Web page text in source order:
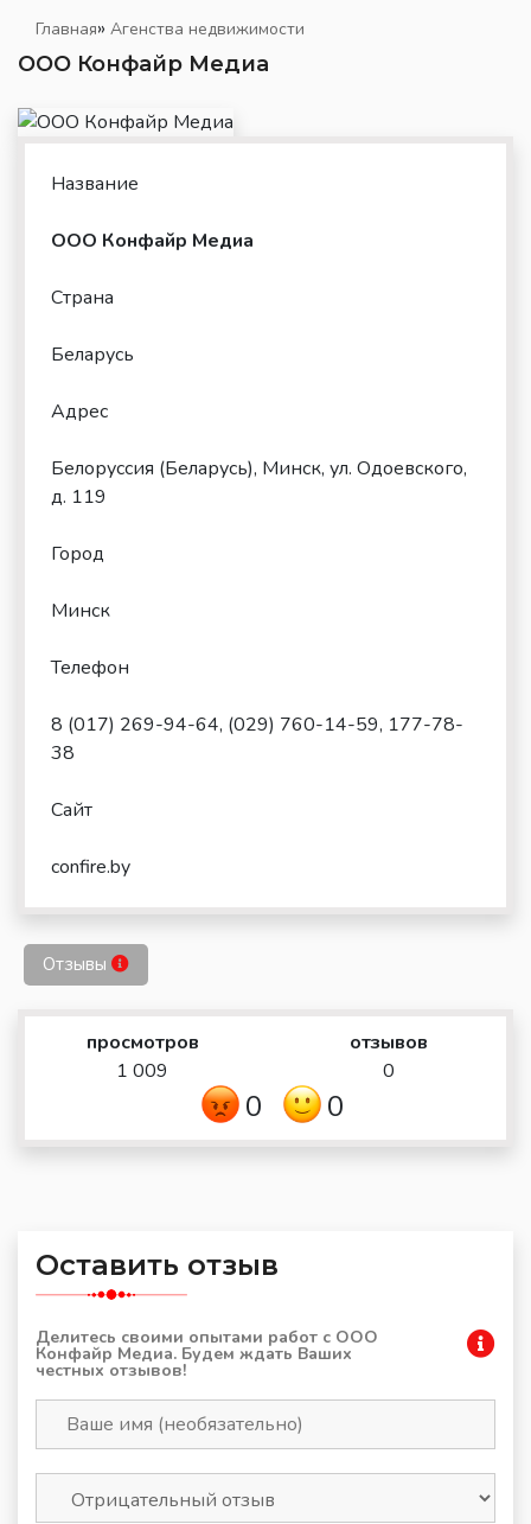
Главная» Агенства недвижимости
ООО Конфайр Медиа
Название
ООО Конфайр Медиа
Страна
Беларусь
Адрес
Белоруссия (Беларусь), Минск, ул. Одоевского,
д. 119
Город
Минск
Телефон
8 (017) 269-94-64, (029) 760-14-59, 177-78-
38
Сайт
confire.by
Отзывы
просмотров
1 009
отзывов
0
0 0
Оставить отзыв
Делитесь своими опытами работ с ООО
Конфайр Медиа. Будем ждать Ваших
честных отзывов!